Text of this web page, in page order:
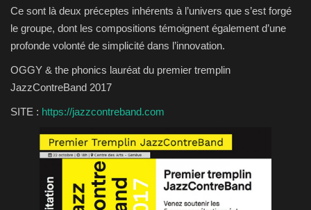
Ce sont là deux préceptes inhérents à l’univers que s’est forgé
le groupe, dont les compositions témoignent également d’une
profonde volonté de simplicité dans l’innovation.
OGGY & the phonics lauréat du premier tremplin
JazzContreBand 2017
SITE : https://jazzcontreband.com